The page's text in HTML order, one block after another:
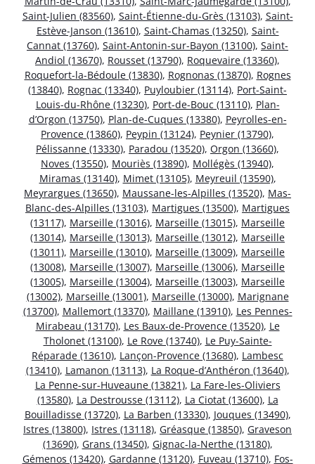
Saint-Julien (83560), Saint-Étienne-du-Grès (13103), Saint-
Estève-Janson (13610), Saint-Chamas (13250), Saint-
Cannat (13760), Saint-Antonin-sur-Bayon (13100), Saint-
Andiol (13670), Rousset (13790), Roquevaire (13360),
Roquefort-la-Bédoule (13830), Rognonas (13870), Rognes
(13840), Rognac (13340), Puyloubier (13114), Port-Saint-
Louis-du-Rhône (13230), Port-de-Bouc (13110), Plan-
d’Orgon (13750), Plan-de-Cuques (13380), Peyrolles-en-
Provence (13860), Peypin (13124), Peynier (13790),
Pélissanne (13330), Paradou (13520), Orgon (13660),
Noves (13550), Mouriès (13890), Mollégès (13940),
Miramas (13140), Mimet (13105), Meyreuil (13590),
Meyrargues (13650), Maussane-les-Alpilles (13520), Mas-
Blanc-des-Alpilles (13103), Martigues (13500), Martigues
(13117), Marseille (13016), Marseille (13015), Marseille
(13014), Marseille (13013), Marseille (13012), Marseille
(13011), Marseille (13010), Marseille (13009), Marseille
(13008), Marseille (13007), Marseille (13006), Marseille
(13005), Marseille (13004), Marseille (13003), Marseille
(13002), Marseille (13001), Marseille (13000), Marignane
(13700), Mallemort (13370), Maillane (13910), Les Pennes-
Mirabeau (13170), Les Baux-de-Provence (13520), Le
Tholonet (13100), Le Rove (13740), Le Puy-Sainte-
Réparade (13610), Lançon-Provence (13680), Lambesc
(13410), Lamanon (13113), La Roque-d’Anthéron (13640),
La Penne-sur-Huveaune (13821), La Fare-les-Oliviers
(13580), La Destrousse (13112), La Ciotat (13600), La
Bouilladisse (13720), La Barben (13330), Jouques (13490),
Istres (13800), Istres (13118), Gréasque (13850), Graveson
(13690), Grans (13450), Gignac-la-Nerthe (13180),
Gémenos (13420), Gardanne (13120), Fuveau (13710), Fos-